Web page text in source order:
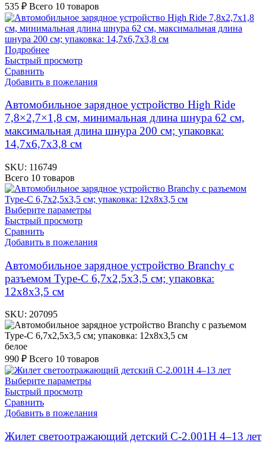
535 ₽ Всего 10 товаров
Подробнее
Быстрый просмотр
Сравнить
Добавить в пожелания
Автомобильное зарядное устройство High Ride
7,8×2,7×1,8 см, минимальная длина шнура 62 см,
максимальная длина шнура 200 см; упаковка:
14,7х6,7х3,8 см
SKU: 116749
Всего 10 товаров
Выберите параметры
Быстрый просмотр
Сравнить
Добавить в пожелания
Автомобильное зарядное устройство Branchy с
разъемом Type-C 6,7х2,5х3,5 см; упаковка:
12х8х3,5 см
SKU: 207095
белое
990 ₽ Всего 10 товаров
Выберите параметры
Быстрый просмотр
Сравнить
Добавить в пожелания
Жилет светоотражающий детский С-2.001Н 4–13 лет